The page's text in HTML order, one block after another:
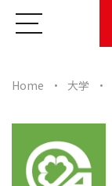
Home 大学